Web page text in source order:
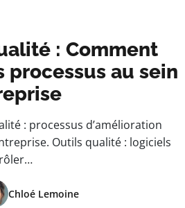
: Comment
processus au sein
: processus d’amélioration
Outils qualité : logiciels
Chloé Lemoine